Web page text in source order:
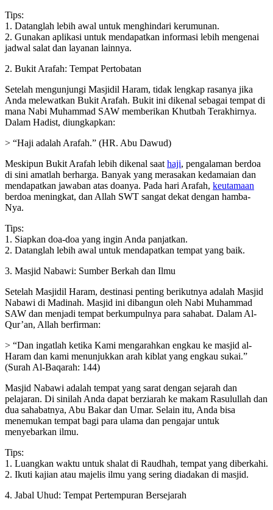
Tips:
1. Datanglah lebih awal untuk menghindari kerumunan.
2. Gunakan aplikasi untuk mendapatkan informasi lebih mengenai
jadwal salat dan layanan lainnya.
2. Bukit Arafah: Tempat Pertobatan
Setelah mengunjungi Masjidil Haram, tidak lengkap rasanya jika
Anda melewatkan Bukit Arafah. Bukit ini dikenal sebagai tempat di
mana Nabi Muhammad SAW memberikan Khutbah Terakhirnya.
Dalam Hadist, diungkapkan:
> “Haji adalah Arafah.” (HR. Abu Dawud)
Meskipun Bukit Arafah lebih dikenal saat haji, pengalaman berdoa
di sini amatlah berharga. Banyak yang merasakan kedamaian dan
mendapatkan jawaban atas doanya. Pada hari Arafah, keutamaan
berdoa meningkat, dan Allah SWT sangat dekat dengan hamba-
Nya.
Tips:
1. Siapkan doa-doa yang ingin Anda panjatkan.
2. Datanglah lebih awal untuk mendapatkan tempat yang baik.
3. Masjid Nabawi: Sumber Berkah dan Ilmu
Setelah Masjidil Haram, destinasi penting berikutnya adalah Masjid
Nabawi di Madinah. Masjid ini dibangun oleh Nabi Muhammad
SAW dan menjadi tempat berkumpulnya para sahabat. Dalam Al-
Qur’an, Allah berfirman:
> “Dan ingatlah ketika Kami mengarahkan engkau ke masjid al-
Haram dan kami menunjukkan arah kiblat yang engkau sukai.”
(Surah Al-Baqarah: 144)
Masjid Nabawi adalah tempat yang sarat dengan sejarah dan
pelajaran. Di sinilah Anda dapat berziarah ke makam Rasulullah dan
dua sahabatnya, Abu Bakar dan Umar. Selain itu, Anda bisa
menemukan tempat bagi para ulama dan pengajar untuk
menyebarkan ilmu.
Tips:
1. Luangkan waktu untuk shalat di Raudhah, tempat yang diberkahi.
2. Ikuti kajian atau majelis ilmu yang sering diadakan di masjid.
4. Jabal Uhud: Tempat Pertempuran Bersejarah